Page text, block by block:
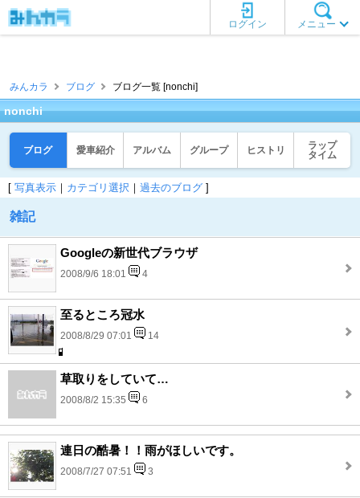
メニュー
ログイン
みんカラ ブログ ブログ一覧 [nonchi]
nonchi
ブログ 愛車紹介 アルバム グループ ヒストリ
ラップ
タイム
[ 写真表示 ｜ カテゴリ選択 ｜ 過去のブログ ]
雑記
Googleの新世代ブラウザ
2008/9/6 18:01 4
至るところ冠水
2008/8/29 07:01 14
草取りをしていて…
2008/8/2 15:35 6
連日の酷暑！！雨がほしいです。
2008/7/27 07:51 3